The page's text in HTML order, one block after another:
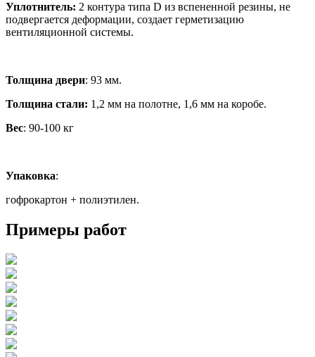
Уплотнитель: 2 контура типа D из вспененной резины, не
подвергается деформации, создает герметизацию
вентиляционной системы.
Толщина двери: 93 мм.
Толщина стали: 1,2 мм на полотне, 1,6 мм на коробе.
Вес: 90-100 кг
Упаковка:
гофрокартон + полиэтилен.
Примеры работ